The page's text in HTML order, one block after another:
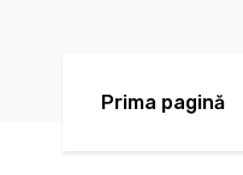
Prima pagină